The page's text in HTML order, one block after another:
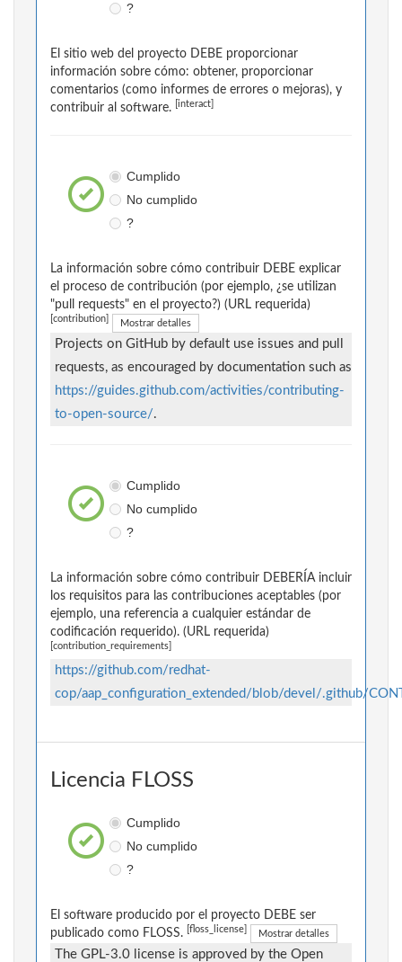
?
El sitio web del proyecto DEBE proporcionar
información sobre cómo: obtener, proporcionar
comentarios (como informes de errores o mejoras), y
contribuir al software.
[interact]
Cumplido
No cumplido
?
La información sobre cómo contribuir DEBE explicar
el proceso de contribución (por ejemplo, ¿se utilizan
"pull requests" en el proyecto?) (URL requerida)
[contribution] Mostrar detalles
Projects on GitHub by default use issues and pull
requests, as encouraged by documentation such as
https://guides.github.com/activities/contributing-
to-open-source/.
Cumplido
No cumplido
?
La información sobre cómo contribuir DEBERÍA incluir
los requisitos para las contribuciones aceptables (por
ejemplo, una referencia a cualquier estándar de
codificación requerido). (URL requerida)
[contribution_requirements]
https://github.com/redhat-
cop/aap_configuration_extended/blob/devel/.github/
Licencia FLOSS
Cumplido
No cumplido
?
El software producido por el proyecto DEBE ser
publicado como FLOSS.
[floss_license] Mostrar detalles
The GPL-3.0 license is approved by the Open